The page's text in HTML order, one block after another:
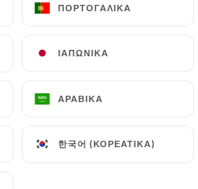
ΠΟΡΤΟΓΑΛΙΚΆ
ΙΑΠΩΝΙΚΆ
ΑΡΑΒΙΚΆ
한국어 (ΚΟΡΕΆΤΙΚΑ)
ΠΟΡΤΟΓΑΛΙΚΆ
ΙΑΠΩΝΙΚΆ
ΑΡΑΒΙΚΆ
한국어 (ΚΟΡΕΆΤΙΚΑ)